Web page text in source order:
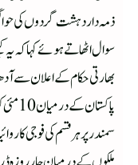
ذمہ دار دہشت گردوں کی
سوال اٹھاتے ہوئے کہا کہ
بھارتی حکام کے اعلان سے
سمندر پر ہر قسم کی فوجی